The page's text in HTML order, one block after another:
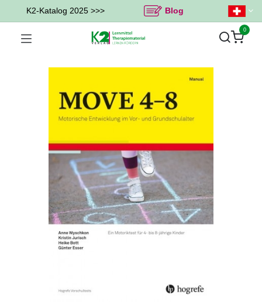
K2-Katalog 2025 >>> Blog
0